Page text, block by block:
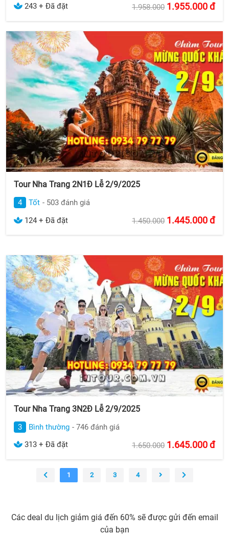
243 + Đã đặt
1.958.000 1.955.000đ
Tour Nha Trang 2N1Đ Lễ 2/9/2025
4 Tốt - 503 đánh giá
124 + Đã đặt
1.450.000 1.445.000đ
Tour Nha Trang 3N2Đ Lễ 2/9/2025
3 Bình thường - 746 đánh giá
313 + Đã đặt
1.650.000 1.645.000đ
1 2 3 4
Các deal du lịch giảm giá đến 60% sẽ được gửi đến email
của bạn